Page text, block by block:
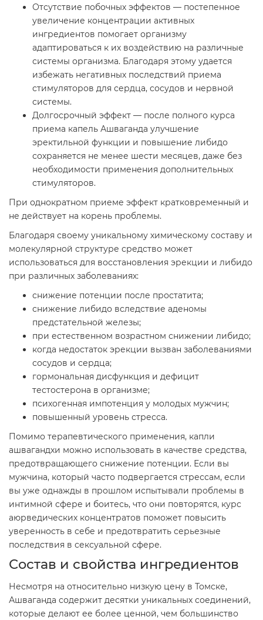
Отсутствие побочных эффектов — постепенное
увеличение концентрации активных
ингредиентов помогает организму
адаптироваться к их воздействию на различные
системы организма. Благодаря этому удается
избежать негативных последствий приема
стимуляторов для сердца, сосудов и нервной
системы.
Долгосрочный эффект — после полного курса
приема капель Ашваганда улучшение
эректильной функции и повышение либидо
сохраняется не менее шести месяцев, даже без
необходимости применения дополнительных
стимуляторов.
При однократном приеме эффект кратковременный и
не действует на корень проблемы.
Благодаря своему уникальному химическому составу и
молекулярной структуре средство может
использоваться для восстановления эрекции и либидо
при различных заболеваниях:
снижение потенции после простатита;
снижение либидо вследствие аденомы
предстательной железы;
при естественном возрастном снижении либидо;
когда недостаток эрекции вызван заболеваниями
сосудов и сердца;
гормональная дисфункция и дефицит
тестостерона в организме;
психогенная импотенция у молодых мужчин;
повышенный уровень стресса.
Помимо терапевтического применения, капли
ашвагандхи можно использовать в качестве средства,
предотвращающего снижение потенции. Если вы
мужчина, который часто подвергается стрессам, если
вы уже однажды в прошлом испытывали проблемы в
интимной сфере и боитесь, что они повторятся, курс
аюрведических концентратов поможет повысить
уверенность в себе и предотвратить серьезные
последствия в сексуальной сфере.
Состав и свойства ингредиентов
Несмотря на относительно низкую цену в Томске,
Ашваганда содержит десятки уникальных соединений,
которые делают ее более ценной, чем большинство